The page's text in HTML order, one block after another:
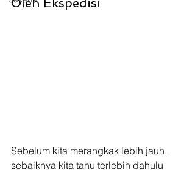
Oleh Ekspedisi
Sebelum kita merangkak lebih jauh,
sebaiknya kita tahu terlebih dahulu